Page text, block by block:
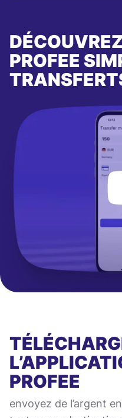
PROFEE
PROFEE
envoyez de l’argent